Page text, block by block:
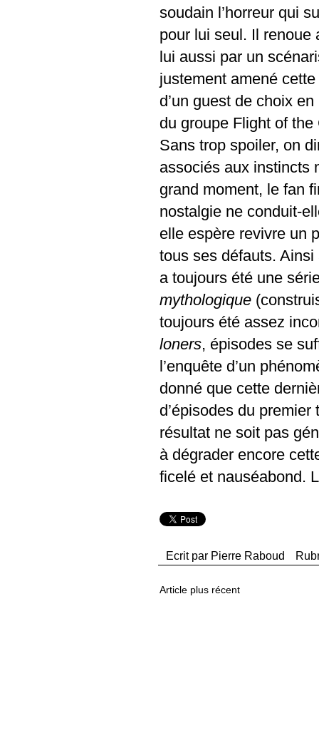
soudain l’horreur qui
pour lui seul. Il renoue
lui aussi par un
justement amené
d’un guest de choix
du groupe Flight of
Sans trop spoiler, on
associés aux instincts
grand moment, le fan
nostalgie ne conduit-
elle espère revivre un
tous ses défauts.
a toujours été une
mythologique
toujours été assez
loners, épisodes se
l’enquête d’un
donné que cette
d’épisodes du
résultat ne soit pas
à dégrader encore
ficelé et nauséabond.
Ecrit par Pierre Raboud
Article plus récent